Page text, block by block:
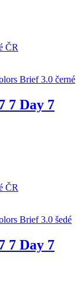
ČR
7 Day 7
ČR
7 Day 7